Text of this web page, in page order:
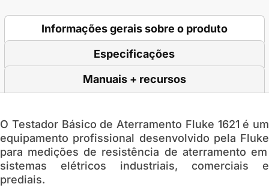
Informações gerais sobre o produto
Especificações
Manuais + recursos
O Testador Básico de Aterramento Fluke 1621 é um
equipamento profissional desenvolvido pela Fluke
para medições de resistência de aterramento em
sistemas elétricos industriais, comerciais e
prediais.